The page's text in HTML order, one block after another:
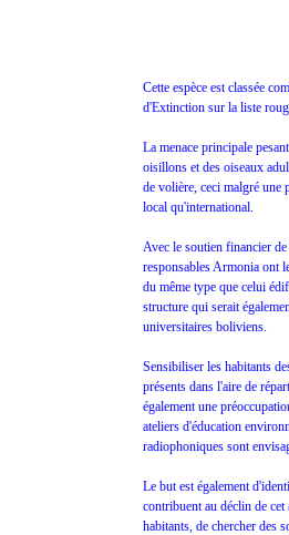
Cette espèce est classée
d'Extinction sur la liste
La menace principale
oisillons et des oiseaux
de volière, ceci malgré une
local qu'international.
Avec le soutien financier
responsables Armonia ont
du même type que celui
structure qui serait
universitaires boliviens.
Sensibiliser les habitants
présents dans l'aire de
également une
ateliers d'éducation
radiophoniques sont
Le but est également
contribuent au déclin de cet
habitants, de chercher des